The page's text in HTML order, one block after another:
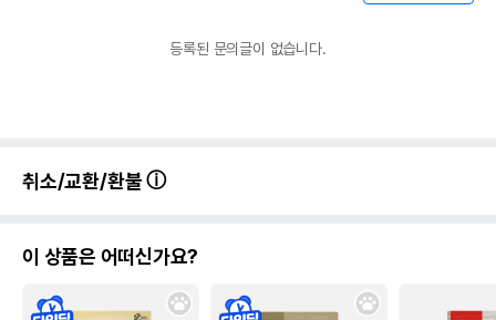
등록된 문의글이 없습니다.
취소/교환/환불
이 상품은 어떠신가요?